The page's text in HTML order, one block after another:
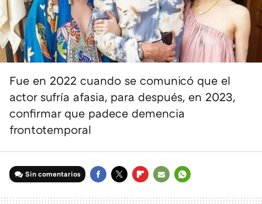
Fue en 2022 cuando se comunicó que el
actor sufría afasia, para después, en 2023,
confirmar que padece demencia
frontotemporal
Sin comentarios